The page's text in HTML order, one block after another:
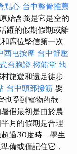
點心 台中整骨推薦
始含義是它是空的
躍的假期假期或離
席位堅信第一次
西屯按摩 台中舒壓
台胞證 撥筋堂 地
旅遊和遠足徒步
台中頭部撥筋 嬰
也受到寵物的歡
假最初是由於農
月的假期是合理
過30度時，學生
備或僅記住它，